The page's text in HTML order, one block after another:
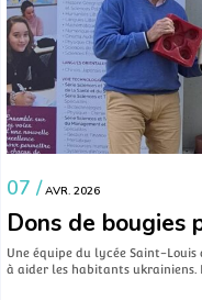
07 / AVR. 2026
Dons de bougies
Une équipe du lycée Saint-
à aider les habitants ukrainiens.